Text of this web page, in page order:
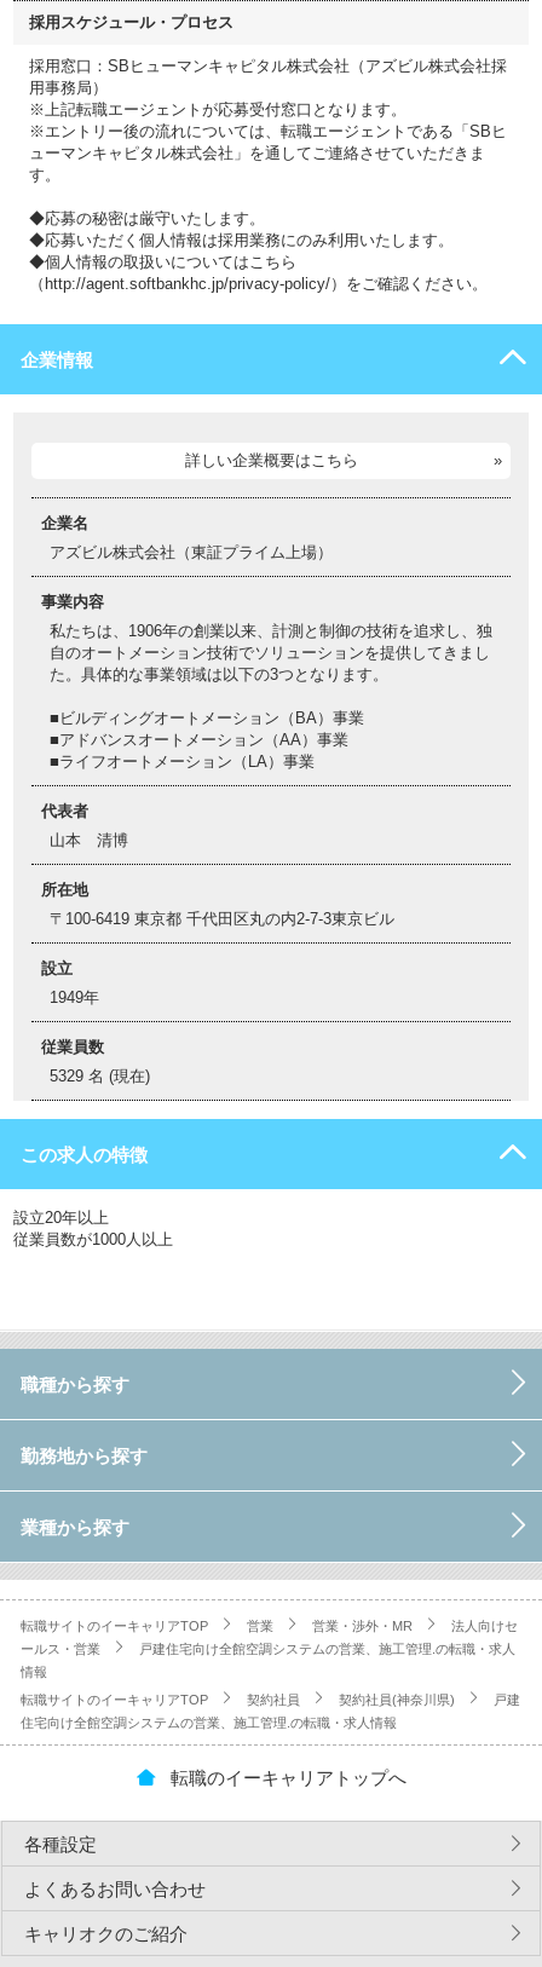
採用スケジュール・プロセス
採用窓口：SBヒューマンキャピタル株式会社（アズビル株式会社採
用事務局）
※上記転職エージェントが応募受付窓口となります。
※エントリー後の流れについては、転職エージェントである「SBヒ
ューマンキャピタル株式会社」を通してご連絡させていただきま
す。
◆応募の秘密は厳守いたします。
◆応募いただく個人情報は採用業務にのみ利用いたします。
◆個人情報の取扱いについてはこちら
（http://agent.softbankhc.jp/privacy-policy/）をご確認ください。
企業情報
詳しい企業概要はこちら
企業名
アズビル株式会社（東証プライム上場）
事業内容
私たちは、1906年の創業以来、計測と制御の技術を追求し、独
自のオートメーション技術でソリューションを提供してきまし
た。具体的な事業領域は以下の3つとなります。
■ビルディングオートメーション（BA）事業
■アドバンスオートメーション（AA）事業
■ライフオートメーション（LA）事業
代表者
山本 清博
所在地
〒100-6419 東京都 千代田区丸の内2-7-3東京ビル
設立
1949年
従業員数
5329 名 (現在)
この求人の特徴
設立20年以上
従業員数が1000人以上
職種から探す
勤務地から探す
業種から探す
転職サイトのイーキャリアTOP 営業 営業・渉外・MR
法人向けセ
ールス・営業
戸建住宅向け全館空調システムの営業、施工管理.の転職・求人
情報
転職サイトのイーキャリアTOP
契約社員 契約社員(神奈川県)
戸建
住宅向け全館空調システムの営業、施工管理.の転職・求人情報
転職のイーキャリアトップへ
各種設定
よくあるお問い合わせ
キャリオクのご紹介